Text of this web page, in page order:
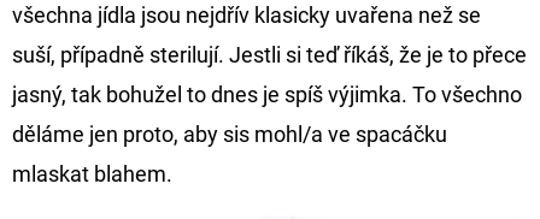
všechna jídla jsou nejdřív klasicky uvařena než se
suší, případně sterilují. Jestli si teď říkáš, že je to přece
jasný, tak bohužel to dnes je spíš výjimka. To všechno
děláme jen proto, aby sis mohl/a ve spacáčku
mlaskat blahem.